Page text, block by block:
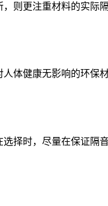
则更注重材料的实际
体健康无影响的环保
择时，尽量在保证隔